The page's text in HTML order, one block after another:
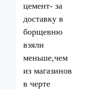
цемент- за
доставку в
борщевню
взяли
меньше,чем
из магазинов
в черте